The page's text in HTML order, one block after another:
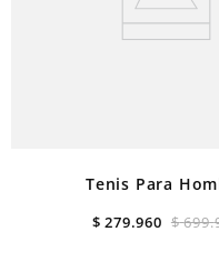
Tenis Para
$ 699.
$ 279.960